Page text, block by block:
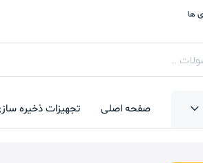
ها
صفحه اصلی تجهیزات ذخیره